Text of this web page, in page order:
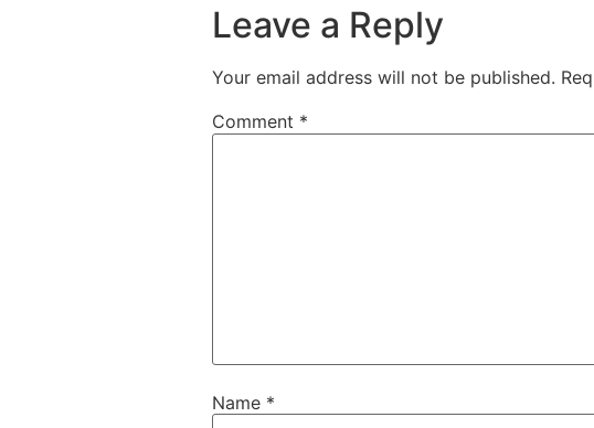
Leave a Reply
Your email address will not be published.
Comment *
Name *